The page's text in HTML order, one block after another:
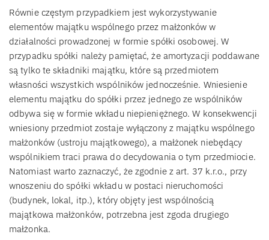
Równie częstym przypadkiem jest wykorzystywanie
elementów majątku wspólnego przez małżonków w
działalności prowadzonej w formie spółki osobowej. W
przypadku spółki należy pamiętać, że amortyzacji poddawane
są tylko te składniki majątku, które są przedmiotem
własności wszystkich wspólników jednocześnie. Wniesienie
elementu majątku do spółki przez jednego ze wspólników
odbywa się w formie wkładu niepieniężnego. W konsekwencji
wniesiony przedmiot zostaje wyłączony z majątku wspólnego
małżonków (ustroju majątkowego), a małżonek niebędący
wspólnikiem traci prawa do decydowania o tym przedmiocie.
Natomiast warto zaznaczyć, że zgodnie z art. 37 k.r.o., przy
wnoszeniu do spółki wkładu w postaci nieruchomości
(budynek, lokal, itp.), który objęty jest wspólnością
majątkowa małżonków, potrzebna jest zgoda drugiego
małżonka.